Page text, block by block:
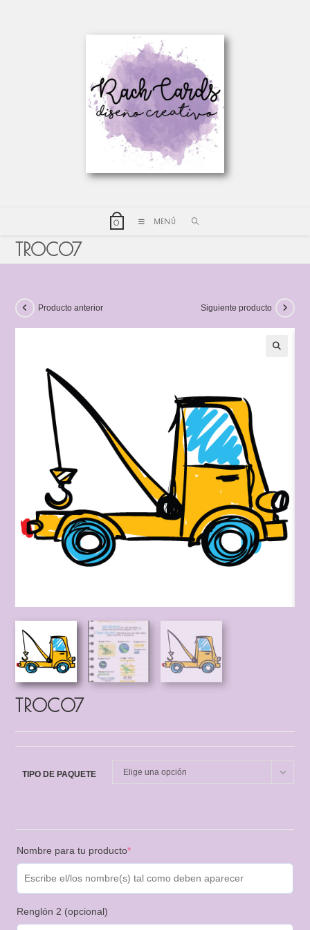
0 MENÚ
TROC07
Producto anterior Siguiente producto
TROC07
TIPO DE PAQUETE Elige una opción
Nombre para tu producto*
Renglón 2 (opcional)